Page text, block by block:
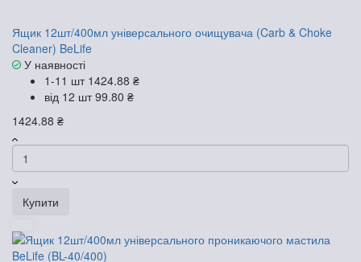
Ящик 12шт/400мл універсального очищувача (Carb & Choke
Cleaner) BeLife
У наявності
1-11 шт 1424.88 ₴
від 12 шт99.80 ₴
1424.88 ₴
Купити